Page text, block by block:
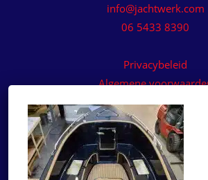
info@jachtwerk.com
06 5433 8390
Privacybeleid
Algemene
Algemene voorwaarden
Offerte
Wilt u een prijsvoorstel op maat